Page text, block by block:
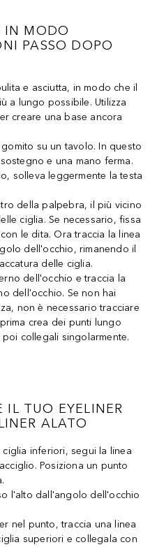
IN MODO
PASSO DOPO
e asciutta, in modo che il
a lungo possibile. Utilizza
creare una base ancora
su un tavolo. In questo
e una mano ferma.
solleva leggermente la testa
della palpebra, il più vicino
ciglia. Se necessario, fissa
le dita. Ora traccia la linea
dell'occhio, rimanendo il
delle ciglia.
dell'occhio e traccia la
dell'occhio. Se non hai
non è necessario tracciare
crea dei punti lungo
collegali singolarmente.
IL TUO EYELINER
ALATO
inferiori, segui la linea
Posiziona un punto
l'alto dall'angolo dell'occhio
nel punto, traccia una linea
superiori e collegala con